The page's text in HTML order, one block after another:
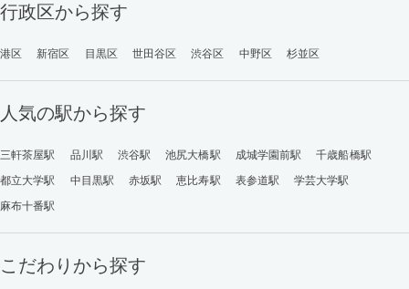
行政区から探す
港区 新宿区 目黒区 世田谷区 渋谷区 中野区 杉並区
人気の駅から探す
三軒茶屋駅 品川駅 渋谷駅 池尻大橋駅 成城学園前駅
千歳船橋駅
都立大学駅
中目黒駅 赤坂駅 恵比寿駅 表参道駅
学芸大学駅
麻布十番駅
こだわりから探す